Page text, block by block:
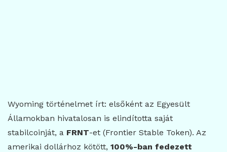
Wyoming történelmet írt: elsőként az Egyesült
Államokban hivatalosan is elindította saját
stabilcoinját, a FRNT-et (Frontier Stable Token). Az
amerikai dollárhoz kötött, 100%-ban fedezett